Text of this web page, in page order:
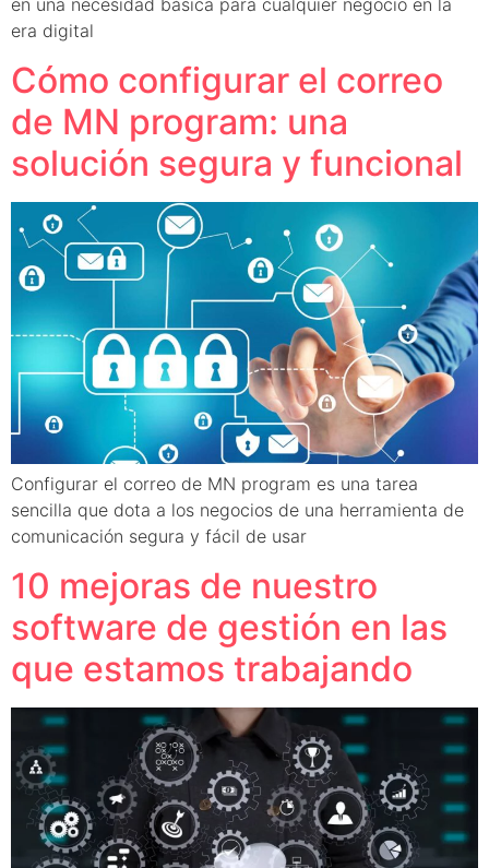
en una necesidad básica para cualquier negocio en la
era digital
Cómo configurar el correo
de MN program: una
solución segura y funcional
Configurar el correo de MN program es una tarea
sencilla que dota a los negocios de una herramienta de
comunicación segura y fácil de usar
10 mejoras de nuestro
software de gestión en las
que estamos trabajando